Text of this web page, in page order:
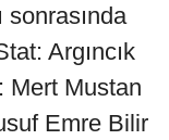
sonrasında
Argıncık
Mert Mustan
Emre Bilir